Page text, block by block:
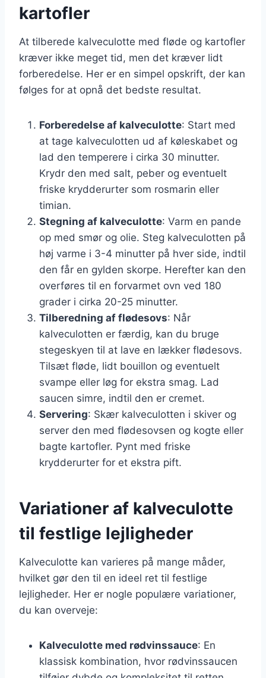
kartofler
At tilberede kalveculotte med fløde og kartofler
kræver ikke meget tid, men det kræver lidt
forberedelse. Her er en simpel opskrift, der kan
følges for at opnå det bedste resultat.
Forberedelse af kalveculotte: Start med
at tage kalveculotten ud af køleskabet og
lad den temperere i cirka 30 minutter.
Krydr den med salt, peber og eventuelt
friske krydderurter som rosmarin eller
timian.
Stegning af kalveculotte: Varm en pande
op med smør og olie. Steg kalveculotten på
høj varme i 3-4 minutter på hver side, indtil
den får en gylden skorpe. Herefter kan den
overføres til en forvarmet ovn ved 180
grader i cirka 20-25 minutter.
Tilberedning af flødesovs: Når
kalveculotten er færdig, kan du bruge
stegeskyen til at lave en lækker flødesovs.
Tilsæt fløde, lidt bouillon og eventuelt
svampe eller løg for ekstra smag. Lad
saucen simre, indtil den er cremet.
Servering: Skær kalveculotten i skiver og
server den med flødesovsen og kogte eller
bagte kartofler. Pynt med friske
krydderurter for et ekstra pift.
Variationer af kalveculotte
til festlige lejligheder
Kalveculotte kan varieres på mange måder,
hvilket gør den til en ideel ret til festlige
lejligheder. Her er nogle populære variationer,
du kan overveje:
Kalveculotte med rødvinssauce: En
klassisk kombination, hvor rødvinssaucen